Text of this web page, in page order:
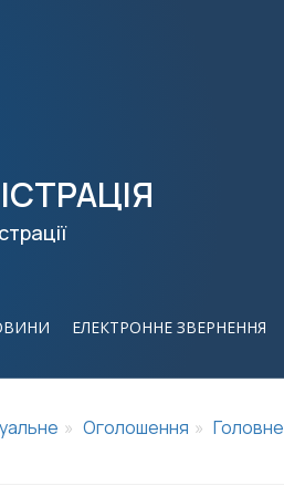
ЕЛЕКТРОННЕ ЗВЕРНЕННЯ
Оголошення Головне